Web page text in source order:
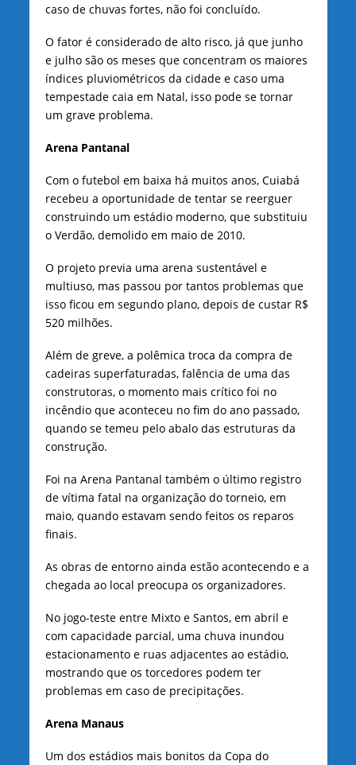
caso de chuvas fortes, não foi concluído.
O fator é considerado de alto risco, já que junho
e julho são os meses que concentram os maiores
índices pluviométricos da cidade e caso uma
tempestade caia em Natal, isso pode se tornar
um grave problema.
Arena Pantanal
Com o futebol em baixa há muitos anos, Cuiabá
recebeu a oportunidade de tentar se reerguer
construindo um estádio moderno, que substituiu
o Verdão, demolido em maio de 2010.
O projeto previa uma arena sustentável e
multiuso, mas passou por tantos problemas que
isso ficou em segundo plano, depois de custar R$
520 milhões.
Além de greve, a polêmica troca da compra de
cadeiras superfaturadas, falência de uma das
construtoras, o momento mais crítico foi no
incêndio que aconteceu no fim do ano passado,
quando se temeu pelo abalo das estruturas da
construção.
Foi na Arena Pantanal também o último registro
de vítima fatal na organização do torneio, em
maio, quando estavam sendo feitos os reparos
finais.
As obras de entorno ainda estão acontecendo e a
chegada ao local preocupa os organizadores.
No jogo-teste entre Mixto e Santos, em abril e
com capacidade parcial, uma chuva inundou
estacionamento e ruas adjacentes ao estádio,
mostrando que os torcedores podem ter
problemas em caso de precipitações.
Arena Manaus
Um dos estádios mais bonitos da Copa do